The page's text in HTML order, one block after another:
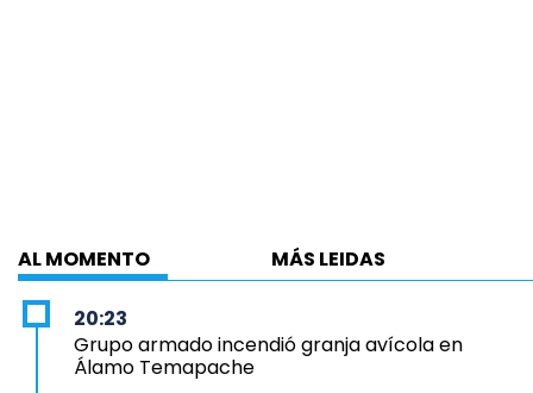
AL MOMENTO MÁS LEIDAS
20:23
Grupo armado incendió granja avícola en
Álamo Temapache